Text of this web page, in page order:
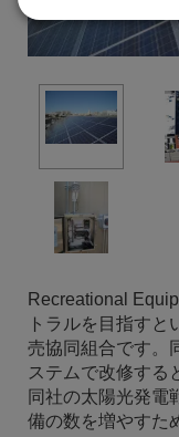
Recreational
トラルを目指す
売協同組合です。
ステムで改修する
同社の太陽光発電
備の数を増やすた